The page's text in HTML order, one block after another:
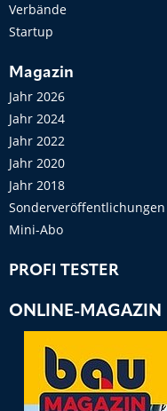
Verbände
Startup
Magazin
Jahr 2026
Jahr 2024
Jahr 2022
Jahr 2020
Jahr 2018
Sonderveröffentlichungen
Mini-Abo
PROFI TESTER
ONLINE-MAGAZIN